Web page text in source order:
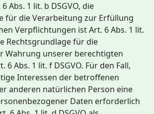
Abs. 1 lit. b DSGVO, die
für die Verarbeitung zur Erfüllung
Verpflichtungen ist Art. 6 Abs. 1 lit.
Rechtsgrundlage für die
Wahrung unserer berechtigten
6 Abs. 1 lit. f DSGVO. Für den Fall,
Interessen der betroffenen
anderen natürlichen Person eine
Daten erforderlich